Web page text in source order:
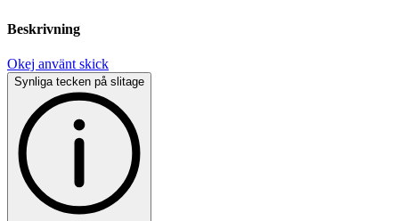
Beskrivning
Okej använt skick
Synliga tecken på slitage